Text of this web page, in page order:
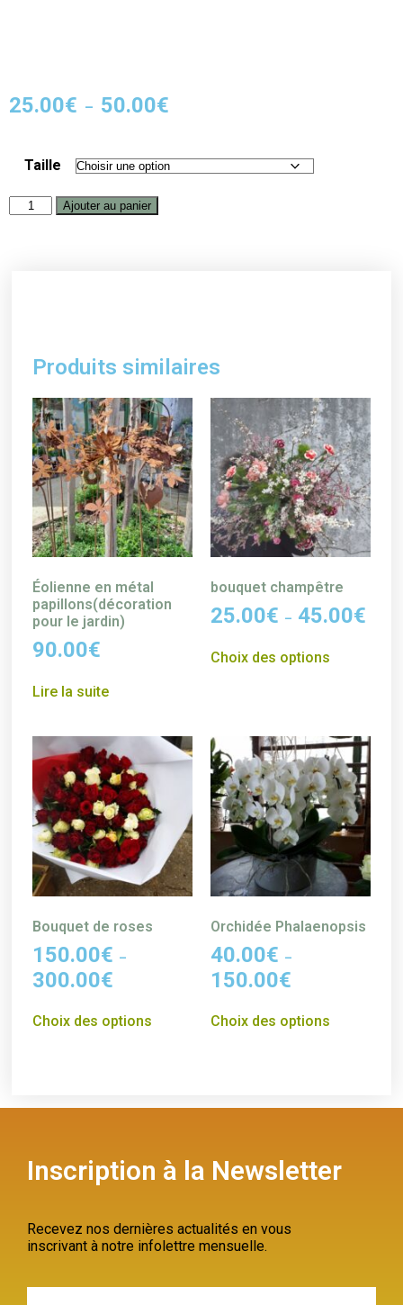
25.00€ – 50.00€
Taille
Ajouter au panier
Produits similaires
Éolienne en métal
papillons(décoration
pour le jardin)
90.00€
Lire la suite
bouquet champêtre
25.00€ – 45.00€
Choix des options
Bouquet de roses
150.00€ –
300.00€
Choix des options
Orchidée Phalaenopsis
40.00€ –
150.00€
Choix des options
Inscription à la Newsletter
Recevez nos dernières actualités en vous
inscrivant à notre infolettre mensuelle.